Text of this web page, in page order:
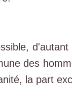
des
la part